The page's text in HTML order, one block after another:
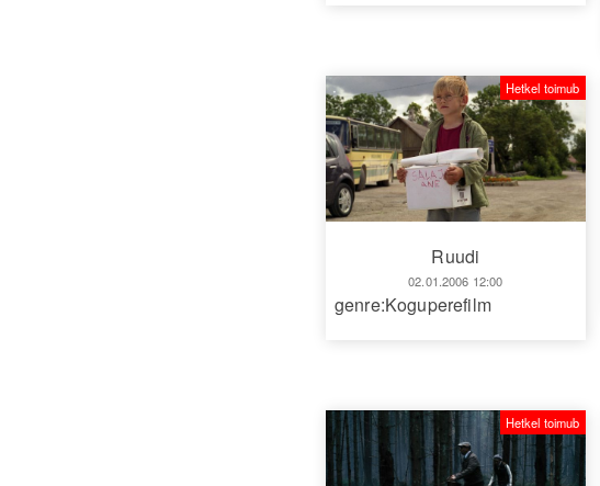
Ruudi
02.01.2006 12:00
Hetkel toimub
genre:Koguperefilm
Hetkel toimub